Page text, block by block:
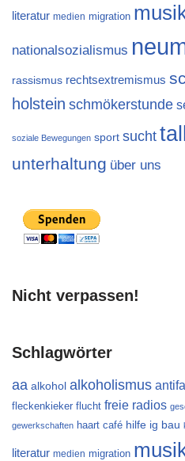
literatur medien migration
nationalsozialismus
rassismus rechtsextremismus
holstein schmökerstunde
soziale Bewegungen sport sucht
unterhaltung über uns
Nicht verpassen!
Schlagwörter
aa alkohol alkoholismus
fleckenkieker flucht freie radios
gewerkschaften haart café hilfe ig bau
literatur medien migration